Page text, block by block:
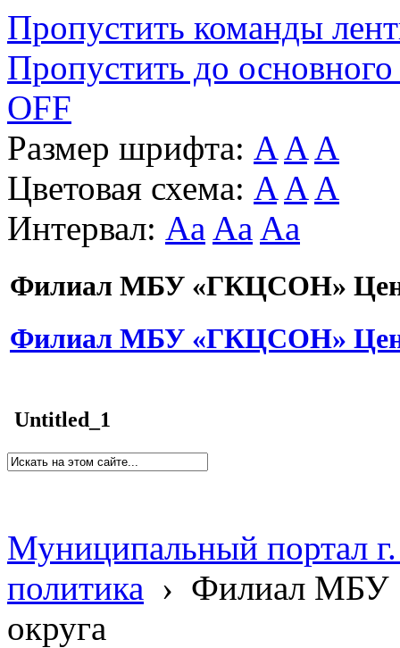
Пропустить команды
Пропустить до основного
OFF
Размер шрифта: A A A
Цветовая схема: A A A
Интервал: Aa Aa Aa
Филиал МБУ «ГКЦСОН»
Филиал МБУ «ГКЦСОН»
Untitled_1
Муниципальный портал
политика › Филиал МБУ
округа